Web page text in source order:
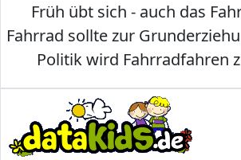
Früh übt sich - auch das
Fahrrad sollte zur
Politik wird Fahrradfahren